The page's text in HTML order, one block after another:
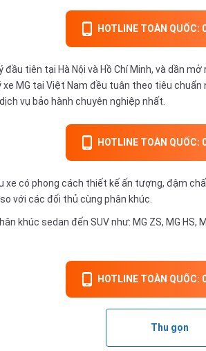
HOTLINE TOÀN QUỐC:
đầu tiên tại Hà Nội và Hồ Chí Minh, và dần
MG tại Việt Nam đều tuân theo tiêu
vụ bảo hành chuyên nghiệp nhất.
HOTLINE TOÀN QUỐC:
có phong cách thiết kế ấn tượng, đậm
với các đối thủ cùng phân khúc.
khúc sedan đến SUV như: MG ZS, MG HS,
HOTLINE TOÀN QUỐC:
Thu gọn